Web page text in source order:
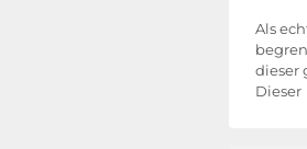
Als
dieser
Dieser